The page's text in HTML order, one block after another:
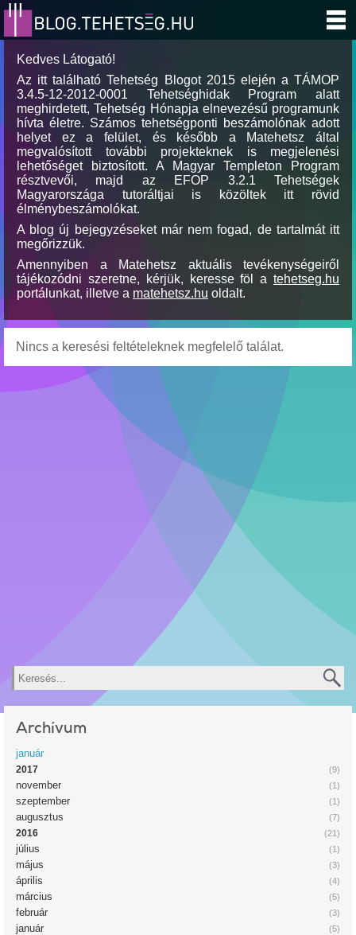
Kedves Látogató!
Az itt található Tehetség Blogot 2015 elején a TÁMOP
3.4.5-12-2012-0001 Tehetséghidak Program alatt
meghirdetett, Tehetség Hónapja elnevezésű programunk
hívta életre. Számos tehetségponti beszámolónak adott
helyet ez a felület, és később a Matehetsz által
megvalósított további projekteknek is megjelenési
lehetőséget biztosított. A Magyar Templeton Program
résztvevői, majd az EFOP 3.2.1 Tehetségek
Magyarországa tutoráltjai is közöltek itt rövid
élménybeszámolókat.
A blog új bejegyzéseket már nem fogad, de tartalmát itt
megőrizzük.
Amennyiben a Matehetsz aktuális tevékenységeiről
tájékozódni szeretne, kérjük, keresse föl a tehetseg.hu
portálunkat, illetve a matehetsz.hu oldalt.
Nincs a keresési feltételeknek megfelelő találat.
Keresés
Archívum
január
(9)
2017
(1)
november
(1)
szeptember
(7)
augusztus
(21)
2016
(1)
július
(3)
május
(4)
április
(5)
március
(3)
február
(5)
január